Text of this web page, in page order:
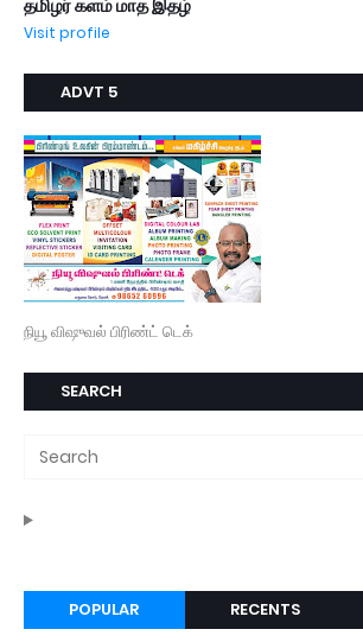
தமிழர் களம் மாத இதழ்
Visit profile
ADVT 5
நியூ விஷுவல் பிரிண்ட் டெக்
SEARCH
POPULAR RECENTS